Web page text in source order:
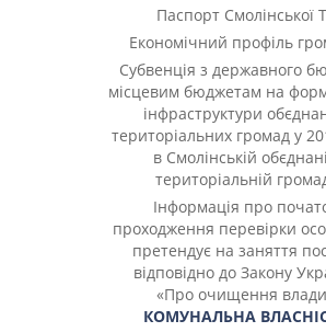
Паспорт Смолінської
Економічний профіль
Субвенція з державного
місцевим бюджетам на
інфраструктури
територіальних громад у
в Смолінській
територіальній
Інформація про
проходження перевірки
претендує на заняття
відповідно до Закону
«Про очищення
КОМУНАЛЬНА